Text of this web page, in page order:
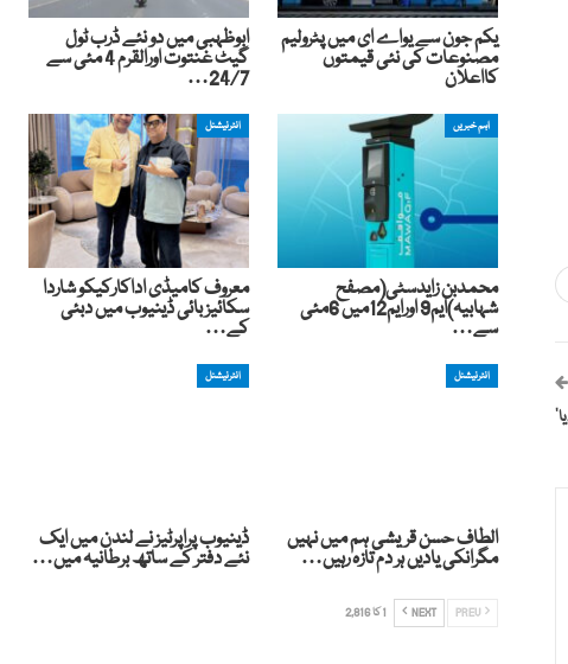
یکم جون سے یواے ای میں پٹرولیم
مصنوعات کی نئی قیمتوں
کااعلان
ابوظہبی میں دو نئے ڈرب ٹول
گیٹ غنتوت اورالقرم 4 مئی سے
24/7…
اہم خبریں
محمدبن زایدسٹی(مصفح
شہابیہ)ایم9 اورایم12میں 6مئی
سے…
انٹرنیشنل
معروف کامیڈی اداکارکیکو شاردا
سکائیز بائی ڈینیوب میں دبئی
کے…
انٹرنیشنل
الطاف حسن قریشی ہم میں نہیں
مگرانکی یادیں ہر دم تازہ رہیں…
انٹرنیشنل
ڈینیوب پراپرٹیز نے لندن میں ایک
نئے دفتر کے ساتھ برطانیہ میں…
PREV
NEXT 1 کا 2,816